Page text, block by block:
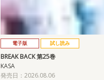
電子版 試し読み
BREAK BACK 第25巻
KASA
発売日：2026.08.06